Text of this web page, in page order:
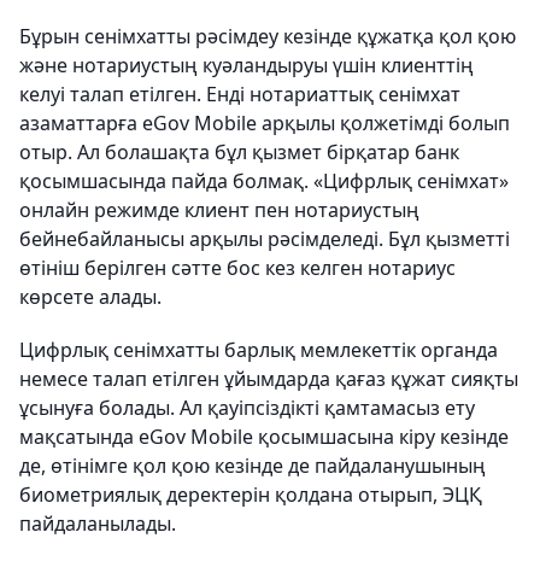
Бұрын сенімхатты рәсімдеу кезінде құжатқа қол қою
және нотариустың куәландыруы үшін клиенттің
келуі талап етілген. Енді нотариаттық сенімхат
азаматтарға eGov Mobile арқылы қолжетімді болып
отыр. Ал болашақта бұл қызмет бірқатар банк
қосымшасында пайда болмақ. «Цифрлық сенімхат»
онлайн режимде клиент пен нотариустың
бейнебайланысы арқылы рәсімделеді. Бұл қызметті
өтініш берілген сәтте бос кез келген нотариус
көрсете алады.
Цифрлық сенімхатты барлық мемлекеттік органда
немесе талап етілген ұйымдарда қағаз құжат сияқты
ұсынуға болады. Ал қауіпсіздікті қамтамасыз ету
мақсатында eGov Mobile қосымшасына кіру кезінде
де, өтінімге қол қою кезінде де пайдаланушының
биометриялық деректерін қолдана отырып, ЭЦҚ
пайдаланылады.